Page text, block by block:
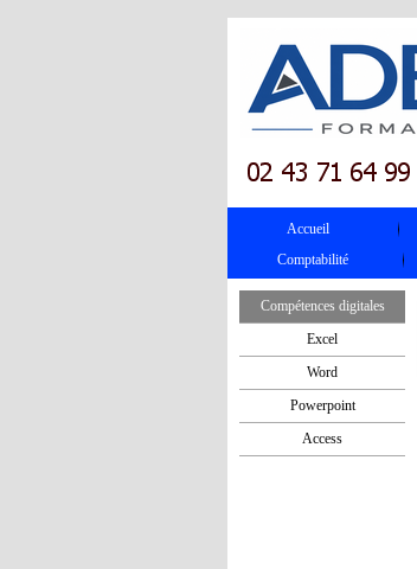
Accueil
Comptabilité
Compétences digitales
Excel
Word
Powerpoint
Access